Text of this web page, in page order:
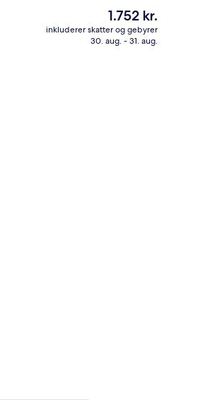
Deluxe-suite - søudsigt | Minibar,
Den
nuværende
pris
1.752 kr.
inkluderer skatter og gebyrer
30. aug. - 31. aug.